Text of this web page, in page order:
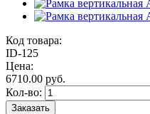
Код товара:
ID-125
Цена:
6710.00 руб.
Кол-во:
Заказать